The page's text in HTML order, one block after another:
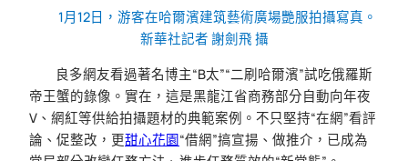
1月12日，游客在哈爾濱建筑藝術廣場艷服拍攝寫真。
新華社記者 謝劍飛 攝
良多網友看過著名博主“B太”“二刷哈爾濱”試吃俄羅斯
帝王蟹的錄像。實在，這是黑龍江省商務部分自動向年夜
V、網紅等供給拍攝題材的典範案例。不只堅持“在網”看評
論、促整改，更甜心花園“借網”搞宣揚、做推介，已成為